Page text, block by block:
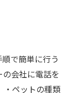
で簡単に行う
会社に電話を
・ペットの種類